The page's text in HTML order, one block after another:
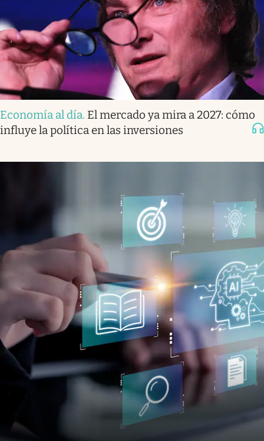
Economía al día. El mercado ya mira a 2027: cómo
influye la política en las inversiones